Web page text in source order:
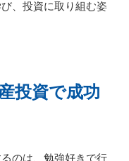
、投資に取り組む姿
投資で成功
のは、勉強好きで行